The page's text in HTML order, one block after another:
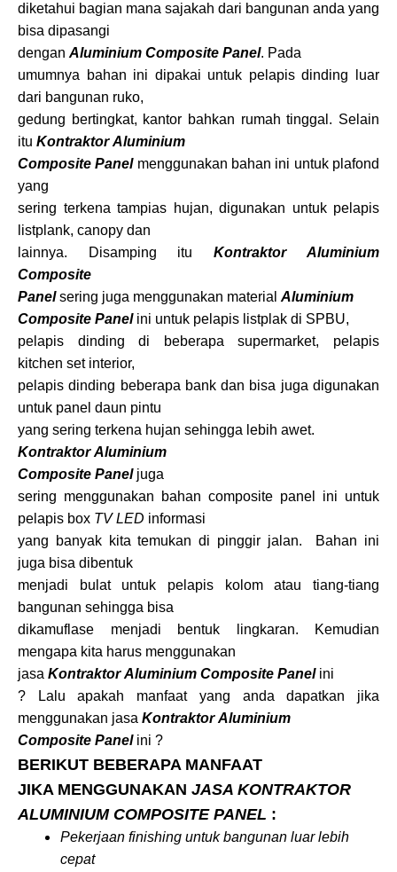
diketahui bagian mana sajakah dari bangunan anda yang
bisa dipasangi
dengan Aluminium Composite Panel. Pada
umumnya bahan ini dipakai untuk pelapis dinding luar
dari bangunan ruko,
gedung bertingkat, kantor bahkan rumah tinggal. Selain
itu Kontraktor Aluminium
Composite Panelmenggunakan bahan ini untuk plafond
yang
sering terkena tampias hujan, digunakan untuk pelapis
listplank, canopy dan
lainnya. Disamping itu Kontraktor Aluminium
Composite
Panelsering juga menggunakan material Aluminium
Composite Panelini untuk pelapis listplak di SPBU,
pelapis dinding di beberapa supermarket, pelapis
kitchen set interior,
pelapis dinding beberapa bank dan bisa juga digunakan
untuk panel daun pintu
yang sering terkena hujan sehingga lebih awet.
Kontraktor Aluminium
Composite Paneljuga
sering menggunakan bahan composite panel ini untuk
pelapis box TV LED informasi
yang banyak kita temukan di pinggir jalan. Bahan ini
juga bisa dibentuk
menjadi bulat untuk pelapis kolom atau tiang-tiang
bangunan sehingga bisa
dikamuflase menjadi bentuk lingkaran. Kemudian
mengapa kita harus menggunakan
jasa Kontraktor Aluminium Composite Panelini
? Lalu apakah manfaat yang anda dapatkan jika
menggunakan jasa Kontraktor Aluminium
Composite Panelini ?
BERIKUT BEBERAPA MANFAAT
JIKA MENGGUNAKAN JASA KONTRAKTOR
ALUMINIUM COMPOSITE PANEL :
Pekerjaan finishing untuk bangunan luar lebih
cepat